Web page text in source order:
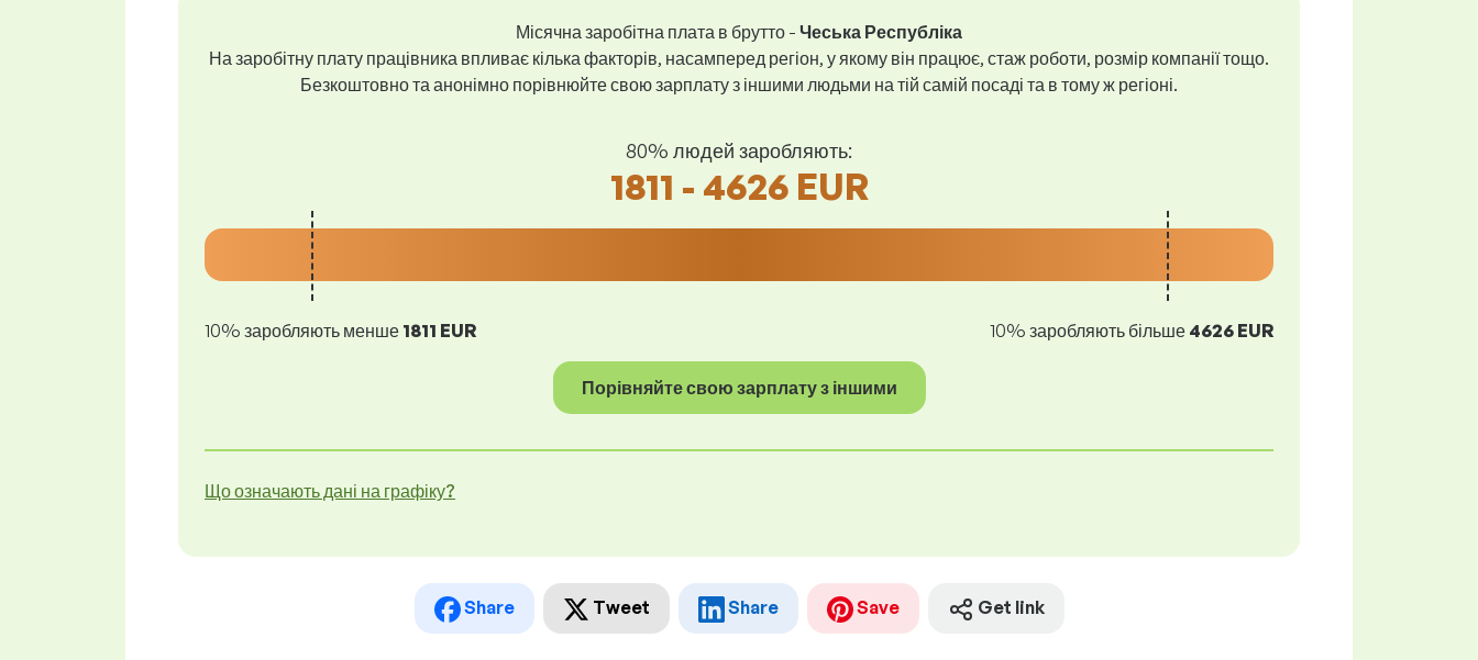
Місячна заробітна плата в брутто - Чеська Республіка
На заробітну плату працівника впливає кілька факторів, насамперед регіон, у якому він працює, стаж роботи, розмір компанії тощо.
Безкоштовно та анонімно порівнюйте свою зарплату з іншими людьми на тій самій посаді та в тому ж регіоні.
80% людей заробляють:
1811 - 4626 EUR
10% заробляють менше 1811 EUR 10% заробляють більше 4626 EUR
Порівняйте свою зарплату з іншими
Що означають дані на графіку?
Share Tweet Share Save Get link